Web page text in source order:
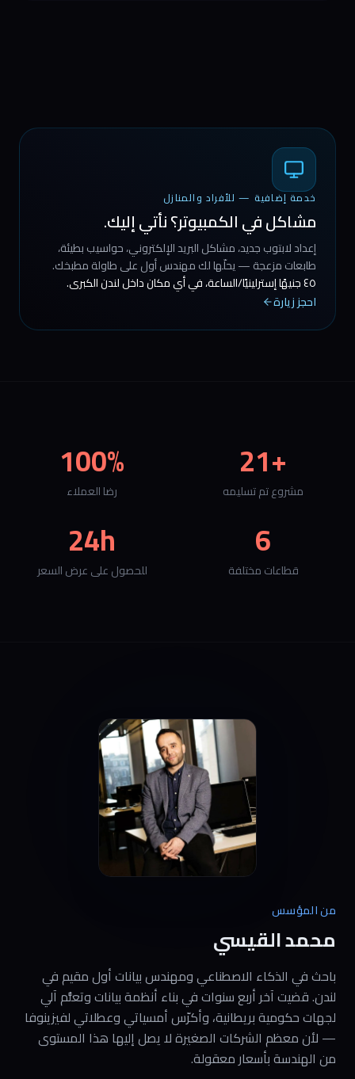
خدمة إضافية — للأفراد والمنازل
مشاكل في الكمبيوتر؟ نأتي إليك.
إعداد لابتوب جديد، مشاكل البريد الإلكتروني، حواسيب بطيئة،
طابعات مزعجة — يحلّها لك مهندس أول على طاولة مطبخك.
٤٥ جنيهًا إسترلينيًا/الساعة، في أي مكان داخل لندن الكبرى.
احجز زيارة
+21
مشروع تم تسليمه
100%
رضا العملاء
6
قطاعات مختلفة
24h
للحصول على عرض السعر
من المؤسس
محمد القيسي
باحث في الذكاء الاصطناعي ومهندس بيانات أول مقيم في
لندن. قضيت آخر أربع سنوات في بناء أنظمة بيانات وتعلُّم آلي
لجهات حكومية بريطانية، وأكرّس أمسياتي وعطلاتي لفيزينوفا
— لأن معظم الشركات الصغيرة لا يصل إليها هذا المستوى
من الهندسة بأسعار معقولة.